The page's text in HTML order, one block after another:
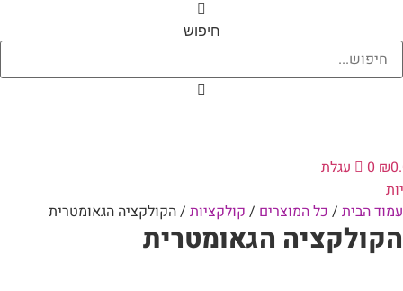
חיפוש
₪
0
עגלת
עמוד הבית / כל המוצרים / קולקציות / הקולקציה הגאומטרית
הקולקציה הגאומטרית